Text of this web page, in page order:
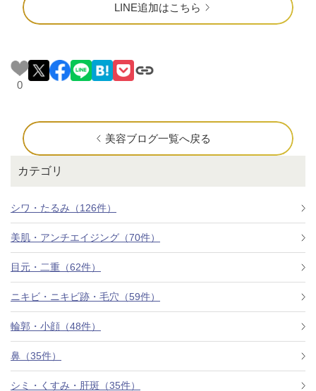
カテゴリ
シワ・たるみ（126件）
美肌・アンチエイジング（70件）
目元・二重（62件）
ニキビ・ニキビ跡・毛穴（59件）
輪郭・小顔（48件）
鼻（35件）
シミ・くすみ・肝斑（35件）
LINE追加はこちら
0
美容ブログ一覧へ戻る